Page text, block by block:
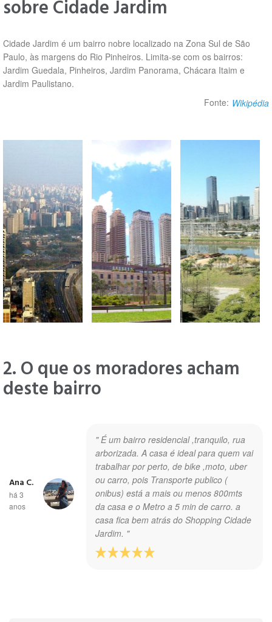
sobre Cidade Jardim
Cidade Jardim é um bairro nobre localizado na Zona Sul de São
Paulo, às margens do Rio Pinheiros. Limita-se com os bairros:
Jardim Guedala, Pinheiros, Jardim Panorama, Chácara Itaim e
Jardim Paulistano.
Fonte: Wikipédia
2. O que os moradores acham
deste bairro
" É um bairro residencial ,tranquilo, rua
arborizada. A casa é ideal para quem vai
trabalhar por perto, de bike ,moto, uber
ou carro, pois Transporte publico (
onibus) está a mais ou menos 800mts
da casa e o Metro a 5 min de carro. a
casa fica bem atrás do Shopping Cidade
Jardim. "
Ana C.
há 3
anos